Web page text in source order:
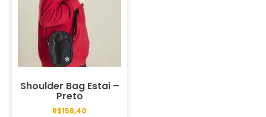
Shoulder Bag Estai –
Preto
R$158,40